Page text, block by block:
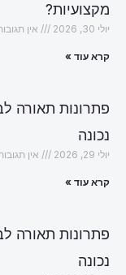
מקצועיות?
יולי 30, 2026 אין
קרא עוד »
פתרונות תאורה
נכונה
יולי 29, 2026 אין
קרא עוד »
פתרונות תאורה
נכונה